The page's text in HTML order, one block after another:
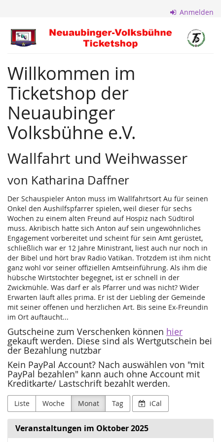
Inhalt
springen
Anmelden
Neuaubinger
e.V.
Willkommen im
Ticketshop der
Neuaubinger
Volksbühne e.V.
Wallfahrt und Weihwasser
von Katharina Daffner
Der Schauspieler Anton muss im Wallfahrtsort Au für seinen
Onkel den Aushilfspfarrer spielen, weil dieser für sechs
Wochen zu einem alten Freund auf Hospiz nach Südtirol
muss. Akribisch hatte sich Anton auf sein ungewöhnliches
Engagement vorbereitet und scheint für sein Amt gerüstet,
schließlich war er 12 Jahre Ministrant, liest auch nur noch in
der Bibel und hört brav Radio Vatikan. Trotzdem ist ihm nicht
ganz wohl vor seiner offiziellen Amtseinführung. Als ihm die
hübsche Wirtstochter begegnet, ist er schnell in der
Zwickmühle. Was darf er als Pfarrer und was nicht? Wider
Erwarten läuft alles prima. Er ist der Liebling der Gemeinde
mit seiner offenen und herzlichen Art. Bis seine Ex-Freundin
im Ort auftaucht...
Gutscheine zum Verschenken können hier
gekauft werden. Diese sind als Wertgutschein bei
der Bezahlung nutzbar
Kein PayPal Account? Nach auswählen von "mit
PayPal bezahlen" kann auch ohne Account mit
Kreditkarte/ Lastschrift bezahlt werden.
Liste Woche Monat Tag iCal
Veranstaltungen im Oktober 2025